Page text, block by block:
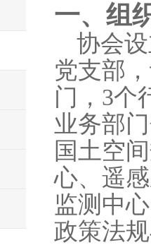
一、组
协会
党支部
门， 3个
业务部
国土空
心、遥
监测中
政策法